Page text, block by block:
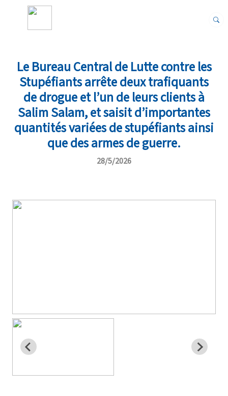
Le Bureau Central de Lutte contre les
Stupéfiants arrête deux trafiquants
de drogue et l’un de leurs clients à
Salim Salam, et saisit d’importantes
quantités variées de stupéfiants ainsi
que des armes de guerre.
28/5/2026